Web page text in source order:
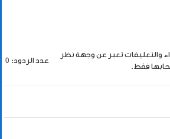
والتعليقات تعبر عن وجهة نظر
فقط.
عدد الردود: 0